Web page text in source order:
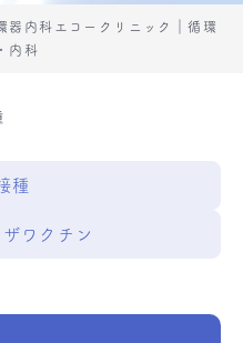
器内科エコークリニック｜循環
内科
種
ワクチン